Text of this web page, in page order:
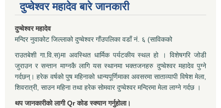
दुप्चेश्वर महादेव बारे जानकारी
दुप्चेश्वर महादेव
मन्दिर नुवाकोट जिल्लाको दुप्चेश्वर गाँउपलिका वडाँ नं. ६ (साविकको
राउतबेशी गा.वि.स)मा अवस्थित धार्मिक पर्यटकीय स्थल हो । विशेषगरि जोडी
जुराउन र सन्तान माग्नकै लागि यस स्थानमा भक्तजनहरु दुप्चेश्वर महादेव पुग्ने
गर्दछन्। हरेक वर्षको पुष महिनाको धान्यपूर्णिमाका अवसरमा साताव्यापी विषेश मेला,
शिवरात्री, साउन महिना तथा हरेक सोमवार दुप्चेश्वर मन्दिरमा मेला लाग्ने गर्दछ ।
थप जानकारीको लागी Qr कोड स्क्यान गर्नुहोला।